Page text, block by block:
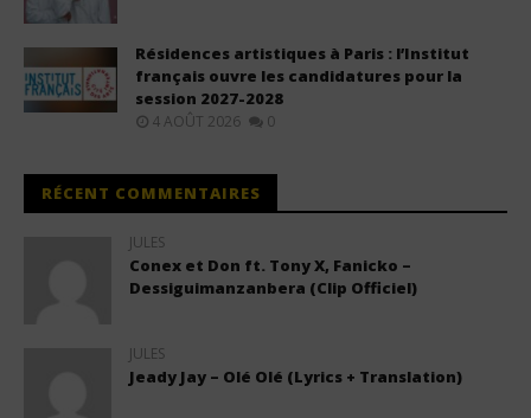
Résidences artistiques à Paris : l’Institut
français ouvre les candidatures pour la
session 2027-2028
4 AOÛT 2026 0
RÉCENT COMMENTAIRES
JULES
Conex et Don ft. Tony X, Fanicko –
Dessiguimanzanbera (Clip Officiel)
JULES
Jeady Jay – Olé Olé (Lyrics + Translation)